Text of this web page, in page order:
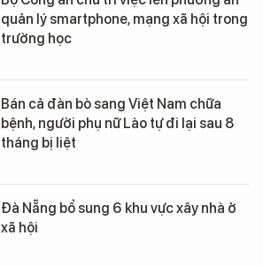
quản lý smartphone, mạng xã hội trong
trường học
Bán cả đàn bò sang Việt Nam chữa
bệnh, người phụ nữ Lào tự đi lại sau 8
tháng bị liệt
Đà Nẵng bổ sung 6 khu vực xây nhà ở
xã hội